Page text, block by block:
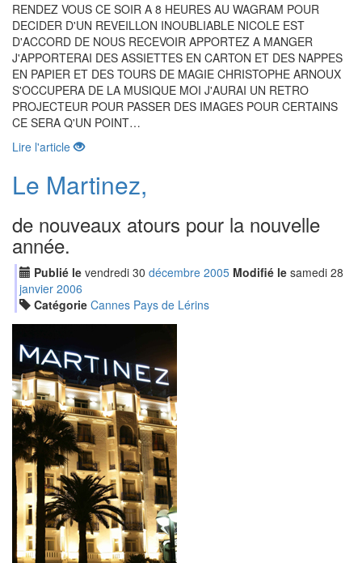
RENDEZ VOUS CE SOIR A 8 HEURES AU WAGRAM POUR
DECIDER D'UN REVEILLON INOUBLIABLE NICOLE EST
D'ACCORD DE NOUS RECEVOIR APPORTEZ A MANGER
J'APPORTERAI DES ASSIETTES EN CARTON ET DES NAPPES
EN PAPIER ET DES TOURS DE MAGIE CHRISTOPHE ARNOUX
S'OCCUPERA DE LA MUSIQUE MOI J'AURAI UN RETRO
PROJECTEUR POUR PASSER DES IMAGES POUR CERTAINS
CE SERA Q'UN POINT…
Lire l'article
Le Martinez,
de nouveaux atours pour la nouvelle
année.
Publié le vendredi 30 décembre 2005 Modifié le samedi 28
janvier 2006
Catégorie Cannes Pays de Lérins